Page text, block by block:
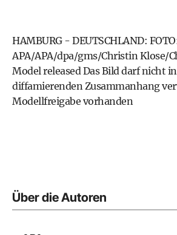
HAMBURG - DEUTSCHLAND:
APA/APA/dpa/gms/Christin Klose/
Model released Das Bild darf nicht
diffamierenden Zusammanhang
Modellfreigabe vorhanden
Über die Autoren